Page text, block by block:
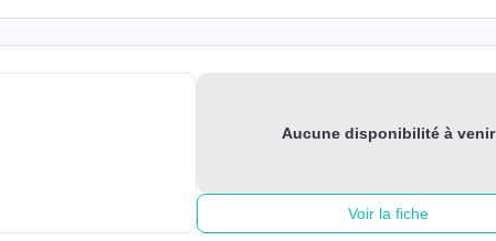
Aucune disponibilité à venir
Voir la fiche